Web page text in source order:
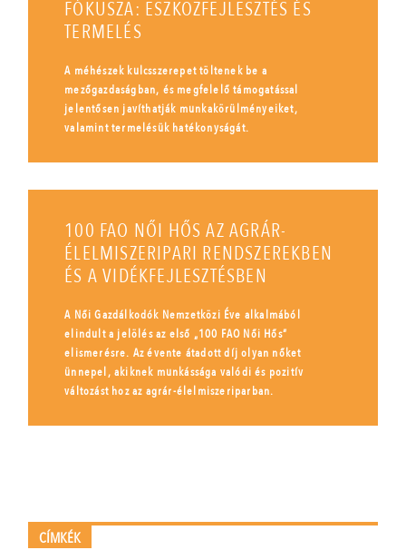
FÓKUSZA: ESZKÖZFEJLESZTÉS ÉS
TERMELÉS
A méhészek kulcsszerepet töltenek be a
mezőgazdaságban, és megfelelő támogatással
jelentősen javíthatják munkakörülményeiket,
valamint termelésük hatékonyságát.
100 FAO NŐI HŐS AZ AGRÁR-
ÉLELMISZERIPARI RENDSZEREKBEN
ÉS A VIDÉKFEJLESZTÉSBEN
A Női Gazdálkodók Nemzetközi Éve alkalmából
elindult a jelölés az első „100 FAO Női Hős”
elismerésre. Az évente átadott díj olyan nőket
ünnepel, akiknek munkássága valódi és pozitív
változást hoz az agrár-élelmiszeriparban.
CÍMKÉK